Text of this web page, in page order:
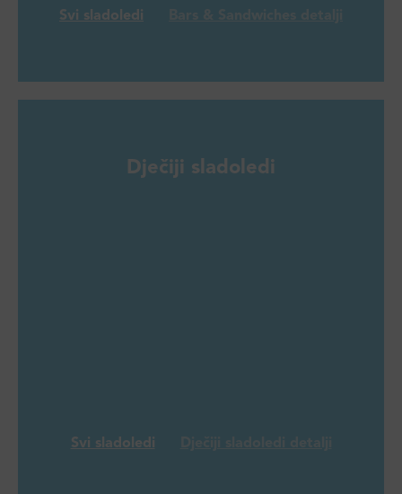
Svi sladoledi
Dječiji sladoledi
Svi sladoledi